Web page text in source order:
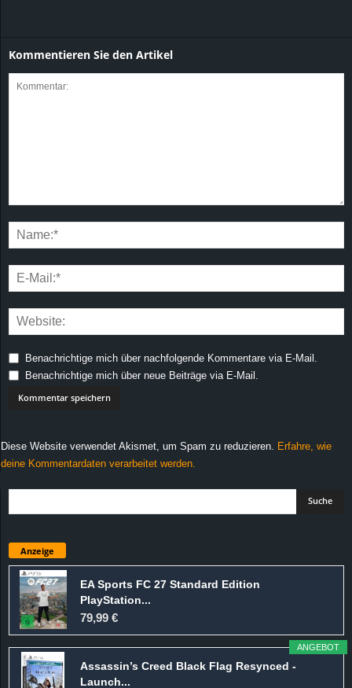
Kommentieren Sie den Artikel
Benachrichtige mich über nachfolgende Kommentare via E-Mail.
Benachrichtige mich über neue Beiträge via E-Mail.
Diese Website verwendet Akismet, um Spam zu reduzieren.
Erfahre, wie
deine Kommentardaten verarbeitet werden.
Anzeige
EA Sports FC 27 Standard Edition
PlayStation...
79,99 €
ANGEBOT
Assassin’s Creed Black Flag Resynced -
Launch...